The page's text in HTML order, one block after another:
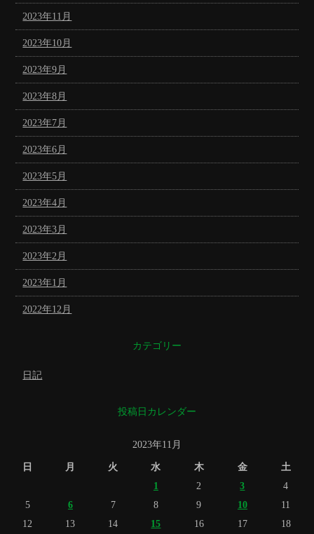
2023年11月
2023年10月
2023年9月
2023年8月
2023年7月
2023年6月
2023年5月
2023年4月
2023年3月
2023年2月
2023年1月
2022年12月
カテゴリー
日記
投稿日カレンダー
2023年11月
日 月 火 水 木 金
土
1
2 3
4
5
6 7 8 9 10
11
12
13 14 15 16 17 18